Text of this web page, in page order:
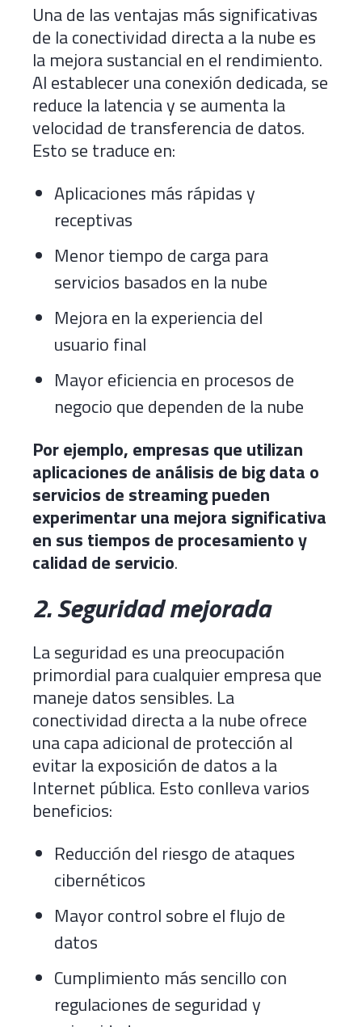
Una de las ventajas más significativas
de la conectividad directa a la nube es
la mejora sustancial en el rendimiento.
Al establecer una conexión dedicada, se
reduce la latencia y se aumenta la
velocidad de transferencia de datos.
Esto se traduce en:
Aplicaciones más rápidas y
receptivas
Menor tiempo de carga para
servicios basados en la nube
Mejora en la experiencia del
usuario final
Mayor eficiencia en procesos de
negocio que dependen de la nube
Por ejemplo, empresas que utilizan
aplicaciones de análisis de big data o
servicios de streaming pueden
experimentar una mejora significativa
en sus tiempos de procesamiento y
calidad de servicio.
2. Seguridad mejorada
La seguridad es una preocupación
primordial para cualquier empresa que
maneje datos sensibles. La
conectividad directa a la nube ofrece
una capa adicional de protección al
evitar la exposición de datos a la
Internet pública. Esto conlleva varios
beneficios:
Reducción del riesgo de ataques
cibernéticos
Mayor control sobre el flujo de
datos
Cumplimiento más sencillo con
regulaciones de seguridad y